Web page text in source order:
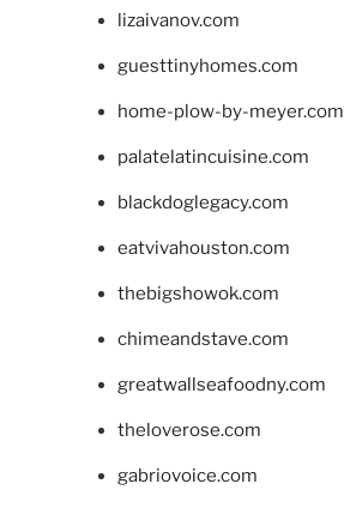
lizaivanov.com
guesttinyhomes.com
home-plow-by-meyer.com
palatelatincuisine.com
blackdoglegacy.com
eatvivahouston.com
thebigshowok.com
chimeandstave.com
greatwallseafoodny.com
theloverose.com
gabriovoice.com